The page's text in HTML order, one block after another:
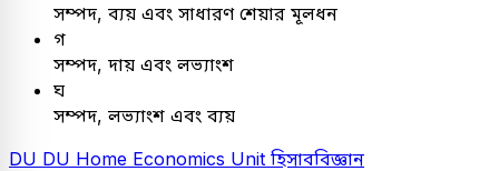
সম্পদ, ব্যয় এবং সাধারণ শেয়ার মূলধন
গ
সম্পদ, দায় এবং লভ্যাংশ
ঘ
সম্পদ, লভ্যাংশ এবং ব্যয়
DU DU Home Economics Unit হিসাববিজ্ঞান